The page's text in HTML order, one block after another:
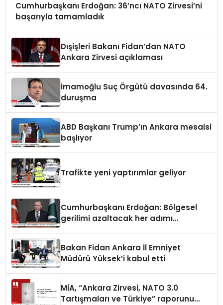
Cumhurbaşkanı Erdoğan: 36’ncı NATO Zirvesi’ni
başarıyla tamamladık
Dışişleri Bakanı Fidan’dan NATO
Ankara Zirvesi açıklaması
İmamoğlu Suç Örgütü davasında 64.
duruşma
ABD Başkanı Trump’ın Ankara mesaisi
başlıyor
Trafikte yeni yaptırımlar geliyor
Cumhurbaşkanı Erdoğan: Bölgesel
gerilimi azaltacak her adımı
Bakan Fidan Ankara İl Emniyet
Müdürü Yüksek’i kabul etti
MİA, “Ankara Zirvesi, NATO 3.0
Tartışmaları ve Türkiye” raporunu